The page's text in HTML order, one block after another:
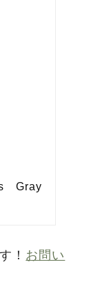
！ お問い